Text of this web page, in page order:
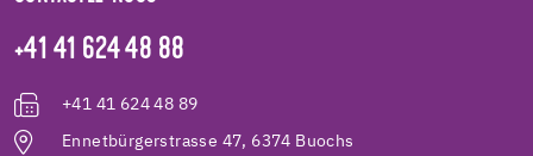
+41 41 624 48 88
+41 41 624 48 89
Ennetbürgerstrasse 47, 6374 Buochs